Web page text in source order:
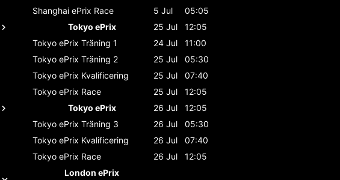
Shanghai ePrix Race 5 Jul
05:05
Tokyo ePrix
25 Jul
12:05
Tokyo ePrix Träning 1 24 Jul
11:00
Tokyo ePrix Träning 2 25 Jul
05:30
Tokyo ePrix Kvalificering 25 Jul
07:40
Tokyo ePrix Race 25 Jul
12:05
Tokyo ePrix
26 Jul
12:05
Tokyo ePrix Träning 3 26 Jul
05:30
Tokyo ePrix Kvalificering 26 Jul
07:40
Tokyo ePrix Race 26 Jul
12:05
London ePrix